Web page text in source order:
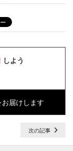
しよう
届けします
次の記事